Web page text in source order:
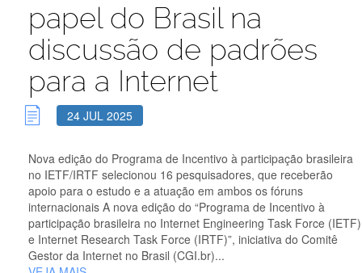
papel do Brasil na
discussão de padrões
para a Internet
24 JUL 2025
Nova edição do Programa de Incentivo à participação brasileira
no IETF/IRTF selecionou 16 pesquisadores, que receberão
apoio para o estudo e a atuação em ambos os fóruns
internacionais A nova edição do “Programa de Incentivo à
participação brasileira no Internet Engineering Task Force (IETF)
e Internet Research Task Force (IRTF)”, iniciativa do Comitê
Gestor da Internet no Brasil (CGI.br)...